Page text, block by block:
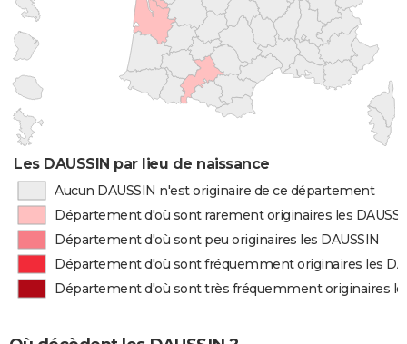
Les DAUSSIN par lieu de naissance
Aucun DAUSSIN n'est originaire de ce département
Département d'où sont rarement originaires les
Département d'où sont peu originaires les DAUSSIN
Département d'où sont fréquemment originaires les
Département d'où sont très fréquemment originaires